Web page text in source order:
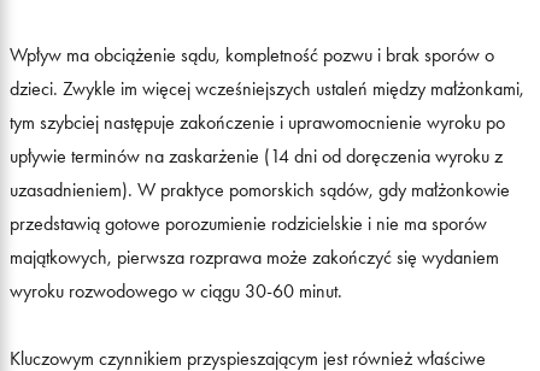
Wpływ ma obciążenie sądu, kompletność pozwu i brak sporów o
dzieci. Zwykle im więcej wcześniejszych ustaleń między małżonkami,
tym szybciej następuje zakończenie i uprawomocnienie wyroku po
upływie terminów na zaskarżenie (14 dni od doręczenia wyroku z
uzasadnieniem). W praktyce pomorskich sądów, gdy małżonkowie
przedstawią gotowe porozumienie rodzicielskie i nie ma sporów
majątkowych, pierwsza rozprawa może zakończyć się wydaniem
wyroku rozwodowego w ciągu 30-60 minut.
Kluczowym czynnikiem przyspieszającym jest również właściwe